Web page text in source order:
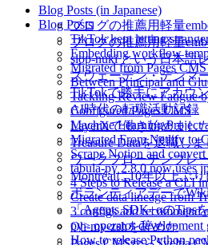
Blog Posts (in Japanese)
ブログの推薦用軽量
ブログの推薦用軽量
slop-nuki という日本語
スウェーデン・デンマ
TikTokで勝手にアカウ
AI時代の転職活動記録
LayerXで働き始めまし
Treasure Dataを退職し
ワークフローテンプレ
Montréalに10年以上ぶ
ボランティアデーで
「Agents SDK+αのTips
Oh-my-zshを辞めた
Blog Posts
TikTok kept letting
Embedding workflow
Migrated from Pages
Between Principal and
Tackling Review Fatigue
Configured Pages CMS
Machine Learning Project
Migrated From Netlify to
Scrape Notion and
tabula-py 2.8.0 now uses
4 Steps to Release a CLI
Create data lineage from
3 configs add
py> operator development
How to release Python